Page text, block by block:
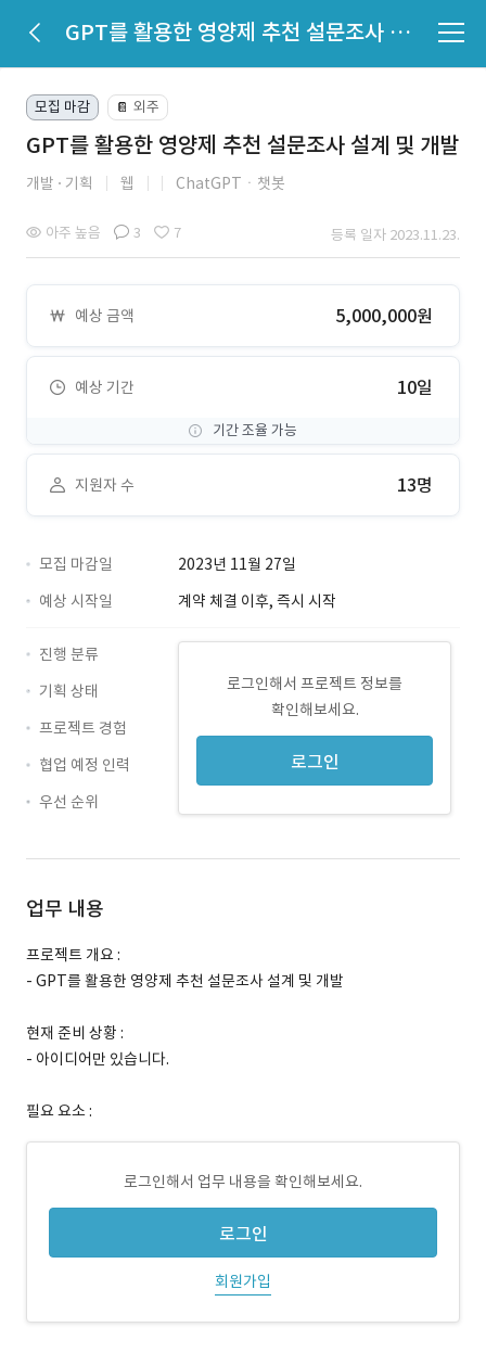
GPT를 활용한 영양제 추천 설문조사 설계 및 개발
모집 마감 📔 외주
GPT를 활용한 영양제 추천 설문조사 설계 및 개발
개발 기획 웹 ChatGPTㆍ챗봇
아주 높음 3 7 등록 일자 2023.11.23.
예상 금액 5,000,000원
예상 기간 10일
기간 조율 가능
지원자 수 13명
모집 마감일
2023년 11월 27일
예상 시작일
계약 체결 이후, 즉시 시작
로그인해서 프로젝트 정보를
확인해보세요.
로그인
진행 분류
기획 상태
프로젝트 경험
협업 예정 인력
우선 순위
업무 내용
프로젝트 개요 :
- GPT를 활용한 영양제 추천 설문조사 설계 및 개발
현재 준비 상황 :
- 아이디어만 있습니다.
필요 요소 :
로그인해서 업무 내용을 확인해보세요.
로그인
회원가입